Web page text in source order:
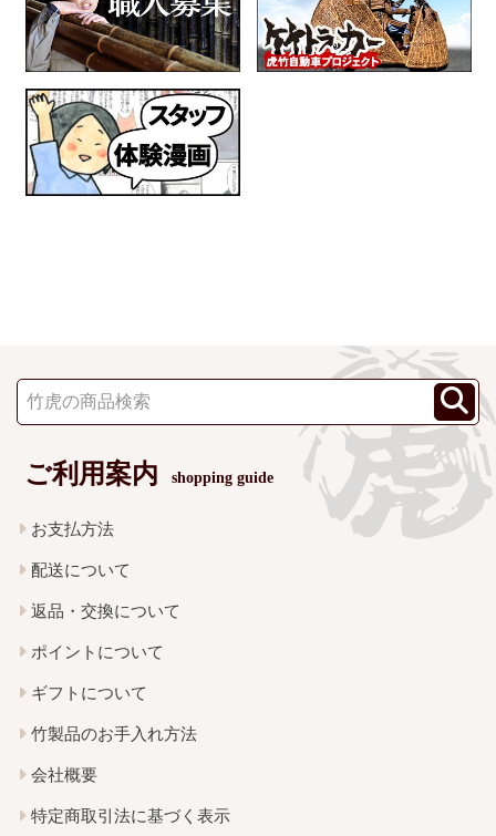
ご利用案内 shopping guide
お支払方法
配送について
返品・交換について
ポイントについて
ギフトについて
竹製品のお手入れ方法
会社概要
特定商取引法に基づく表示